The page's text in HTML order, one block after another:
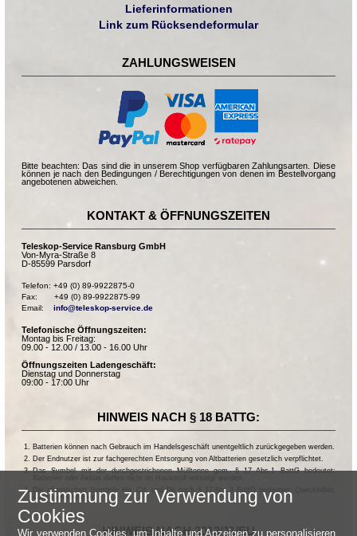
Lieferinformationen
Link zum Rücksendeformular
ZAHLUNGSWEISEN
Bitte beachten: Das sind die in unserem Shop verfügbaren Zahlungsarten. Diese
können je nach den Bedingungen / Berechtigungen von denen im Bestellvorgang
angebotenen abweichen.
KONTAKT & ÖFFNUNGSZEITEN
Teleskop-Service Ransburg GmbH
Von-Myra-Straße 8
D-85599 Parsdorf
Telefon: +49 (0) 89-9922875-0
Fax:       +49 (0) 89-9922875-99
Email: info@teleskop-service.de
Telefonische Öffnungszeiten:
Montag bis Freitag:
09.00 - 12.00 / 13.00 - 16.00 Uhr
Öffnungszeiten Ladengeschäft:
Dienstag und Donnerstag
09:00 - 17:00 Uhr
HINWEIS NACH § 18 BATTG:
Batterien können nach Gebrauch im Handelsgeschäft unentgeltlich zurückgegeben werden.
Der Endnutzer ist zur fachgerechten Entsorgung von Altbatterien gesetzlich verpflichtet.
Das Symbol mit der durchgestrichenen Mülltonne gem. § 17 Abs.1 BattG bedeutet:
Die chemischen Symbole Hg, Cd, und Pb nach § 17 Abs.3 BattG bedeuten: Quecksilber,
Cadmium und Blei.
HINWEIS NACH 2013/11/EU
Zustimmung zur Verwendung von
Cookies
Wir verwenden Cookies, um Inhalte und Anzeigen zu personalisieren,